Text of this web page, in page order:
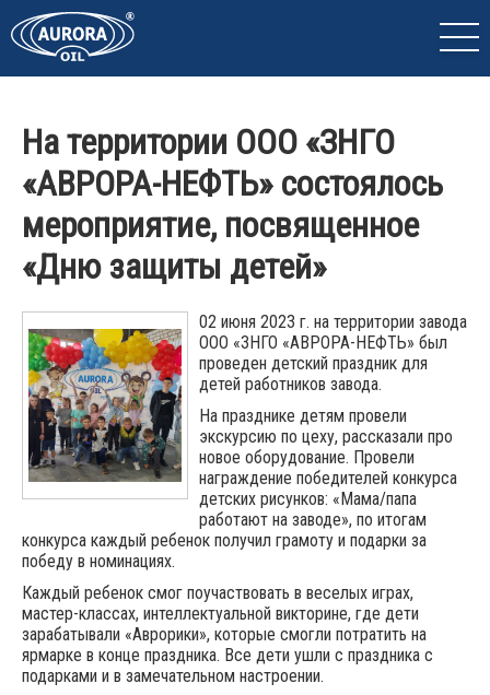
На территории ООО «ЗНГО
«АВРОРА-НЕФТЬ» состоялось
мероприятие, посвященное
«Дню защиты детей»
02 июня 2023 г. на территории завода
ООО «ЗНГО «АВРОРА-НЕФТЬ» был
проведен детский праздник для
детей работников завода.
На празднике детям провели
экскурсию по цеху, рассказали про
новое оборудование. Провели
награждение победителей конкурса
детских рисунков: «Мама/папа
работают на заводе», по итогам
конкурса каждый ребенок получил грамоту и подарки за
победу в номинациях.
Каждый ребенок смог поучаствовать в веселых играх,
мастер-классах, интеллектуальной викторине, где дети
зарабатывали «Аврорики», которые смогли потратить на
ярмарке в конце праздника. Все дети ушли с праздника с
подарками и в замечательном настроении.